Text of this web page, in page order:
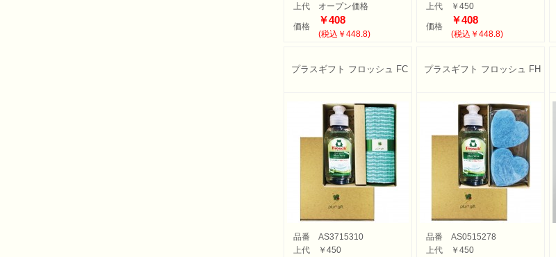
上代
オープン価格
価格
￥408
(税込￥448.8)
上代
￥450
価格
￥408
(税込￥448.8)
プラスギフト フロッシュ FC
品番
AS3715310
上代
￥450
プラスギフト フロッシュ FH
品番
AS0515278
上代
￥450